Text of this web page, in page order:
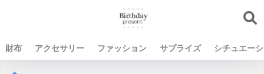
財布 アクセサリー ファッション サプライズ シチュエー